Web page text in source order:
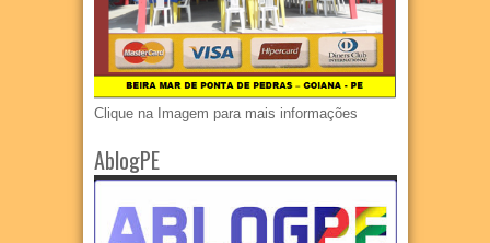
Clique na Imagem para mais informações
AblogPE